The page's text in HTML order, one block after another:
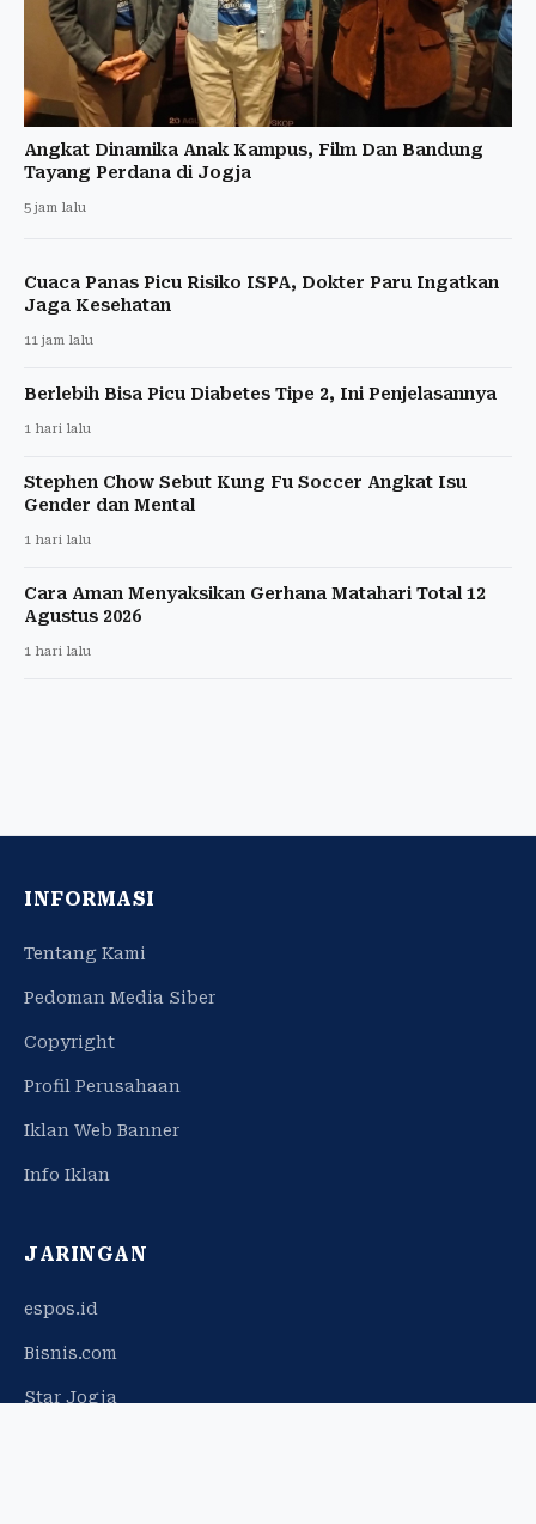
Angkat Dinamika Anak Kampus, Film Dan Bandung
Tayang Perdana di Jogja
5 jam lalu
Cuaca Panas Picu Risiko ISPA, Dokter Paru Ingatkan
Jaga Kesehatan
11 jam lalu
Berlebih Bisa Picu Diabetes Tipe 2, Ini Penjelasannya
1 hari lalu
Stephen Chow Sebut Kung Fu Soccer Angkat Isu
Gender dan Mental
1 hari lalu
Cara Aman Menyaksikan Gerhana Matahari Total 12
Agustus 2026
1 hari lalu
INFORMASI
Tentang Kami
Pedoman Media Siber
Copyright
Profil Perusahaan
Iklan Web Banner
Info Iklan
JARINGAN
espos.id
Bisnis.com
Star Jogja